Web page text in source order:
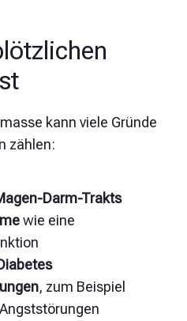
kann viele Gründe
zählen:
Darm-Trakts
wie eine
, zum Beispiel